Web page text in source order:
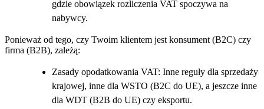
gdzie obowiązek rozliczenia VAT spoczywa na
nabywcy.
Ponieważ od tego, czy Twoim klientem jest konsument (B2C) czy
firma (B2B), zależą:
Zasady opodatkowania VAT: Inne reguły dla sprzedaży
krajowej, inne dla WSTO (B2C do UE), a jeszcze inne
dla WDT (B2B do UE) czy eksportu.